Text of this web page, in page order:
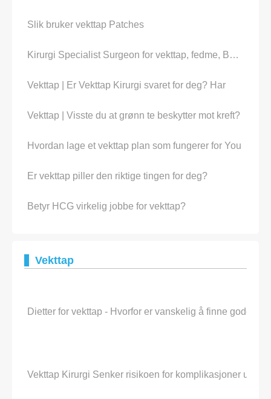
Slik bruker vekttap Patches
Kirurgi Specialist Surgeon for vekttap, fedme, Bariatric
Vekttap | Er Vekttap Kirurgi svaret for deg? Har
Vekttap | Visste du at grønn te beskytter mot kreft?
Hvordan lage et vekttap plan som fungerer for You
Er vekttap piller den riktige tingen for deg?
Betyr HCG virkelig jobbe for vekttap?
Vekttap
Dietter for vekttap - Hvorfor er vanskelig å finne gode
Vekttap Kirurgi Senker risikoen for komplikasjoner under